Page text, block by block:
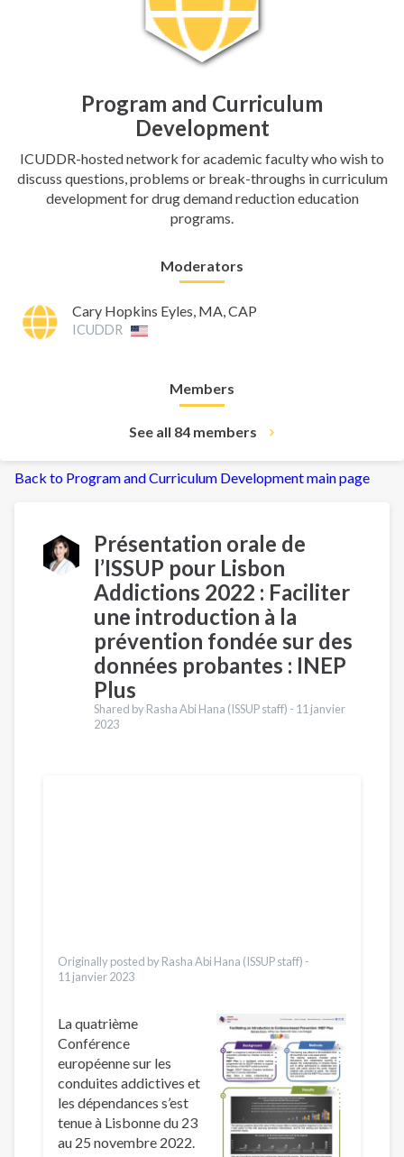
Program and Curriculum
Development
ICUDDR-hosted network for academic faculty who wish to
discuss questions, problems or break-throughs in curriculum
development for drug demand reduction education
programs.
Moderators
Cary Hopkins Eyles, MA, CAP
ICUDDR
Members
See all 84 members
Back to Program and Curriculum Development main page
Présentation orale de
l’ISSUP pour Lisbon
Addictions 2022 : Faciliter
une introduction à la
prévention fondée sur des
données probantes : INEP
Plus
Shared by Rasha Abi Hana (ISSUP staff) - 11 janvier
2023
Originally posted by Rasha Abi Hana (ISSUP staff) -
11 janvier 2023
La quatrième
Conférence
européenne sur les
conduites addictives et
les dépendances s’est
tenue à Lisbonne du 23
au 25 novembre 2022.